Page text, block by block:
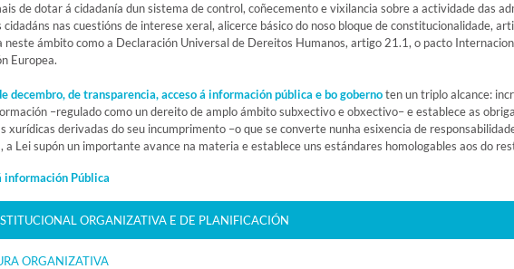
de dotar á cidadanía dun sistema de control, coñecemento e vixilancia sobre a actividade das
nas cuestións de interese xeral, alicerce básico do noso bloque de constitucionalidade,
neste ámbito como a Declaración Universal de Dereitos Humanos, artigo 21.1, o pacto
Europea.
decembro, de transparencia, acceso á información pública e bo gobernoten un triplo alcance:
–regulado como un dereito de amplo ámbito subxectivo e obxectivo– e establece as
xurídicas derivadas do seu incumprimento –o que se converte nunha esixencia de
Lei supón un importante avance na materia e establece uns estándares homologables aos do
información Pública
ORGANIZATIVA E DE PLANIFICACIÓN
ORGANIZATIVA